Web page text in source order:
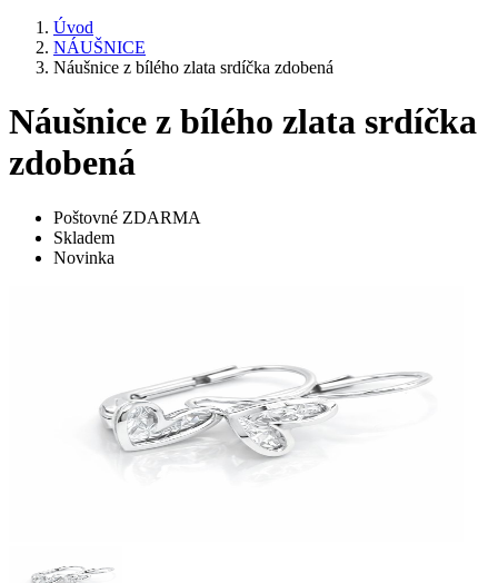
Úvod
NÁUŠNICE
Náušnice z bílého zlata srdíčka zdobená
Náušnice z bílého zlata srdíčka
zdobená
Poštovné ZDARMA
Skladem
Novinka